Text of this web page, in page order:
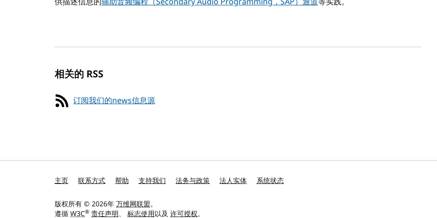
相关的 RSS
订阅我们的news信息源
主页 联系方式 帮助 支持我们 法务与政策 法人实体 系统状态
版权所有 © 2026年万维网联盟。
遵循W3C® 责任声明、 标志使用以及许可授权。